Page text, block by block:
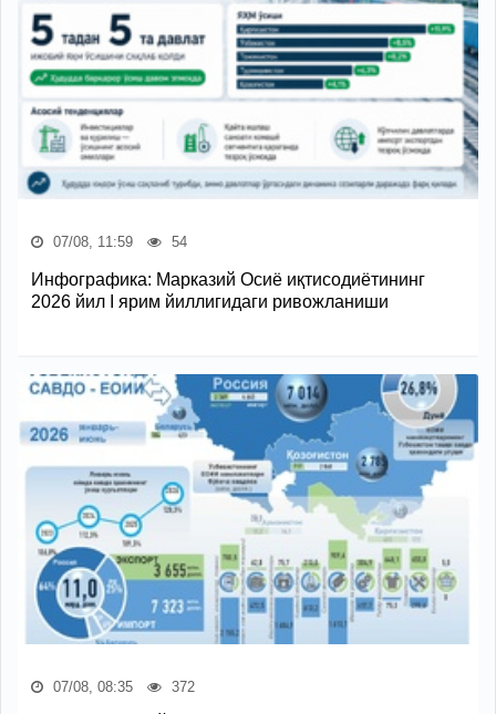
07/08, 11:59 54
Инфографика: Марказий Осиё иқтисодиётининг
2026 йил I ярим йиллигидаги ривожланиши
07/08, 08:35 372